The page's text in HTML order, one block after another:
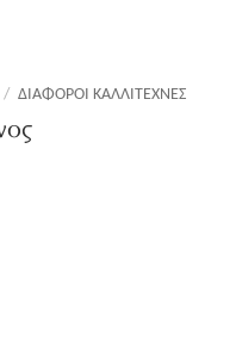
/ ΔΙΆΦΟΡΟΙ ΚΑΛΛΙΤΈΧΝΕΣ